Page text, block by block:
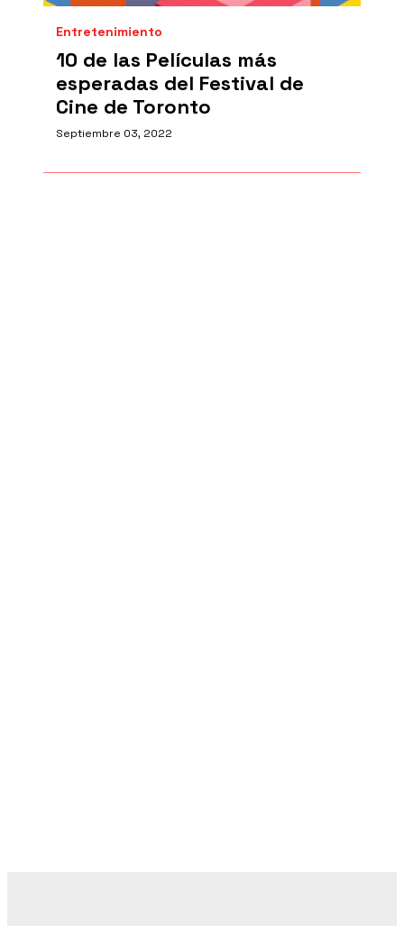
Entretenimiento
10 de las Películas más
esperadas del Festival de
Cine de Toronto
Septiembre 03, 2022